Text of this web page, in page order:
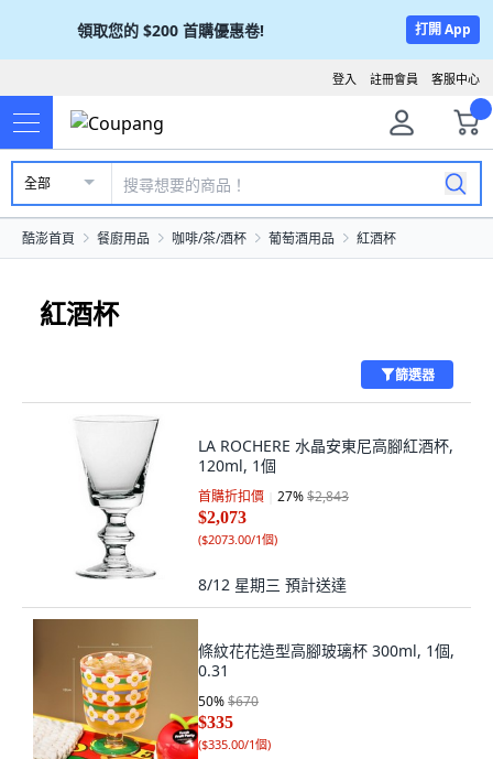
領取您的 $200 首購優惠卷! 打開 App
客服中心
註冊會員
登入
全部
酷澎首頁 餐廚用品 咖啡/茶/酒杯 葡萄酒用品 紅酒杯
紅酒杯
篩選器
LA ROCHERE 水晶安東尼高腳紅酒杯,
120ml, 1個
首購折扣價 27%$2,843
$2,073
($2073.00/1個)
8/12 星期三 預計送達
條紋花花造型高腳玻璃杯 300ml, 1個,
0.31
50%$670
$335
($335.00/1個)